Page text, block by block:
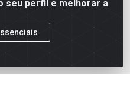
seu perfil e melhorar a